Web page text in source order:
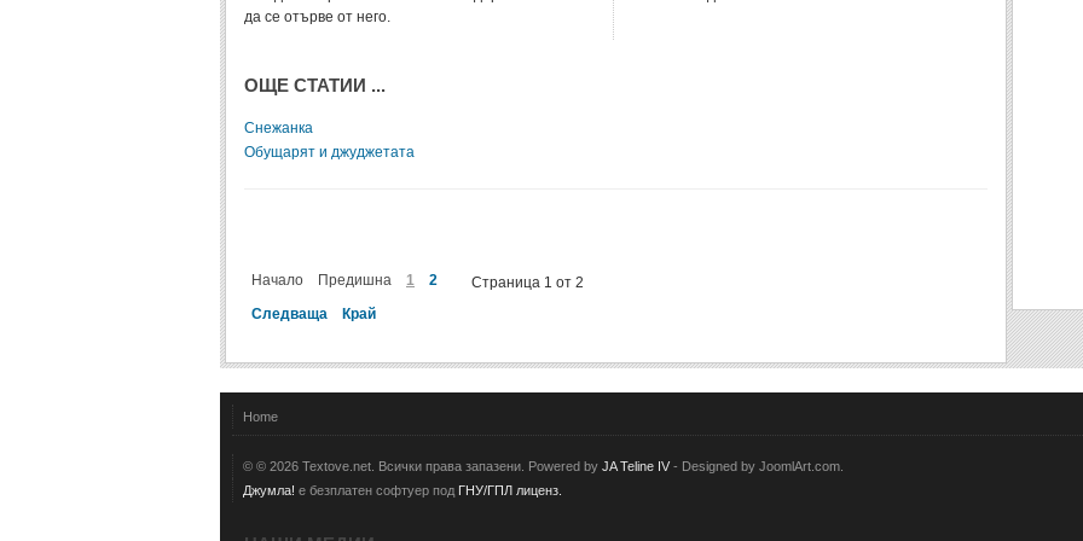
да се отърве от него.
ОЩЕ СТАТИИ ...
Снежанка
Обущарят и джуджетата
Страница 1 от 2
Начало Предишна 1
2
Следваща
Край
Home
© © 2026 Textove.net. Всички права запазени. Powered by JA Teline IV - Designed by JoomlArt.com.
Джумла! е безплатен софтуер под ГНУ/ГПЛ лиценз.